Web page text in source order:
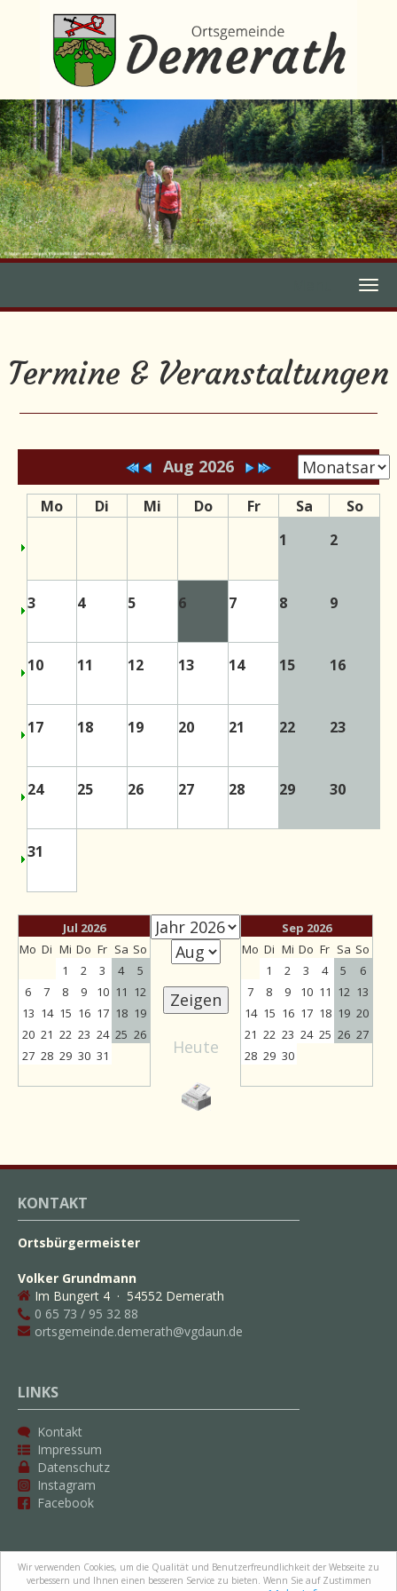
Wir verwenden Cookies, um die Qualität und Benutzerfreundlichkeit der Webseite zu
verbessern und Ihnen einen besseren Service zu bieten. Wenn Sie auf Zustimmen
Termine & Veranstaltungen
Aug 2026
Mo Di Mi Do Fr Sa
So
1
2
3 4 5 6 7 8 9
10 11 12 13 14 15 16
17 18 19 20 21 22 23
24 25 26 27 28 29 30
31
Jul 2026
Mo Di Mi Do Fr Sa So
1
2 3 4
5
6
7 8 9 10 11 12
13 14 15 16 17 18 19
20 21 22 23 24 25 26
27 28 29 30 31 Heute
Sep 2026
Mo Di Mi Do Fr Sa So
1
2 3 4 5
6
7
8 9 10 11 12 13
14 15 16 17 18 19 20
21 22 23 24 25 26 27
28 29 30
KONTAKT
Ortsbürgermeister
Volker Grundmann
Im Bungert 4 · 54552 Demerath
0 65 73 / 95 32 88
ortsgemeinde.demerath@vgdaun.de
LINKS
Kontakt
Impressum
Datenschutz
Instagram
Facebook
BUSFAHRPLAN